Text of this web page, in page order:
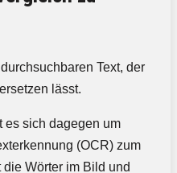
Text, der
lässt.
es sich dagegen um
(OCR) zum
Wörter im Bild und